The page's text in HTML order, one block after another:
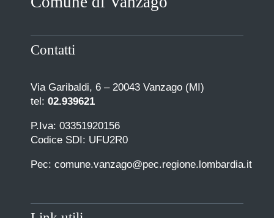
Contatti
Via Garibaldi, 6 – 20043 Vanzago (MI)
tel: 02.939621
P.Iva: 03351920156
Codice SDI: UFU2R0
Pec: comune.vanzago@pec.regione.lombardia.it